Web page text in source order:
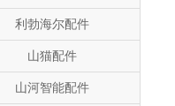
利勃海尔配件
山猫配件
山河智能配件